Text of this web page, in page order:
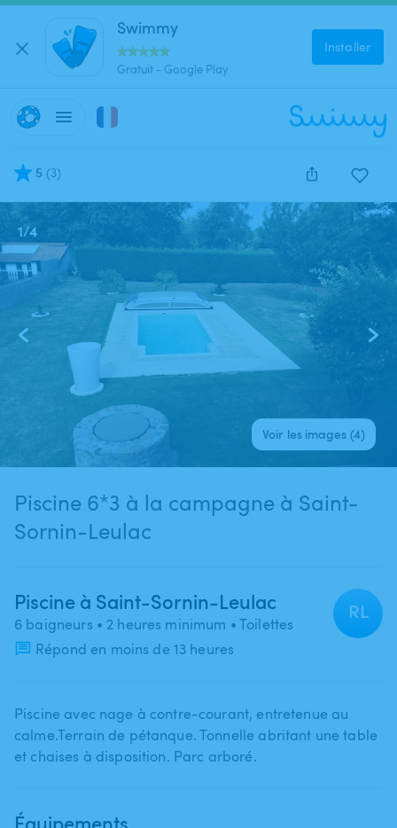
Swimmy
Gratuit - Google Play
Installer
5 (3)
1/4
Voir les images (4)
Piscine 6*3 à la campagne à Saint-
Sornin-Leulac
Piscine à Saint-Sornin-Leulac
6 baigneurs • 2 heures minimum • Toilettes
Répond en moins de 13 heures
RL
Piscine avec nage à contre-courant​,​ entretenue au
calme.Terrain de pétanque. Tonnelle abritant une table
et chaises à disposition. Parc arboré.
Équipements